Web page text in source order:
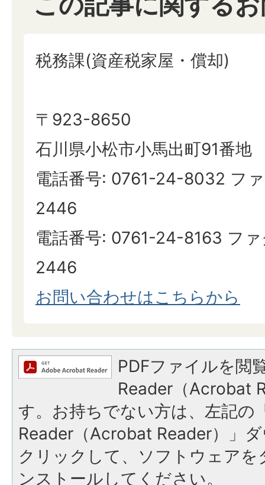
税務課(資産税家屋・償却)
〒923-8650
石川県小松市小馬出町91番地
電話番号: 0761-24-8032 フ
2446
電話番号: 0761-24-8163 フ
2446
お問い合わせはこちらから
PDFファイルを閲
Reader（Acrobat
す。お持ちでない方は、左記の
Reader（Acrobat Reader）」
クリックして、ソフトウェア
ンストールしてください。